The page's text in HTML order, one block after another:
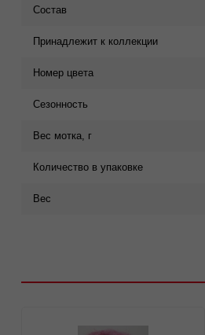
Состав
Принадлежит к коллекции
Номер цвета
Сезонность
Вес мотка, г
Количество в упаковке
Вес